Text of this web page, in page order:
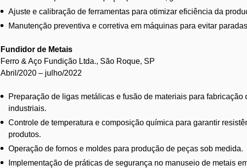
Ajuste e calibração de ferramentas para otimizar eficiência da
Manutenção preventiva e corretiva em máquinas para evitar
Fundidor de Metais
Ferro & Aço Fundição Ltda., São Roque, SP
Abril/2020 – julho/2022
Preparação de ligas metálicas e fusão de materiais para fabricação
industriais.
Controle de temperatura e composição química para garantir
produtos.
Operação de fornos e moldes para produção de peças sob medida.
Implementação de práticas de segurança no manuseio de metais